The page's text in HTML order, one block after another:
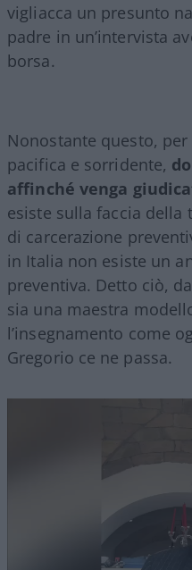
vigliacca un presunto
padre in un’intervista
borsa.
Nonostante questo,
pacifica e sorridente,
affinché venga
esiste sulla faccia della
di carcerazione
in Italia non esiste un
preventiva. Detto ciò,
sia una maestra
l’insegnamento come
Gregorio ce ne passa.